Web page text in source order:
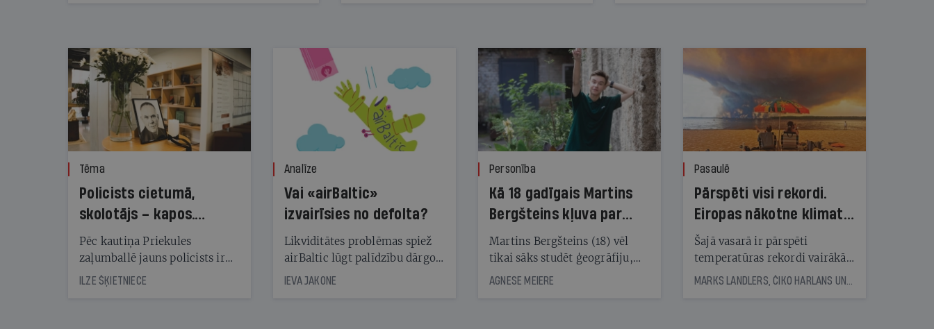
Tēma
Policists cietumā,
skolotājs – kapos.
Reibuma cena Priekulē
Pēc kautiņa Priekules
zaļumballē jauns policists ir
nonācis cietumā, bet
cienījams pedagogs — kapos.
ILZE ŠĶIETNIECE
Analīze
Vai «airBaltic»
izvairīsies no defolta?
Likviditātes problēmas spiež
airBaltic lūgt palīdzību dārgo
obligāciju turētājiem, taču
IEVA JAKONE
Personība
Kā 18 gadīgais Martins
Bergšteins kļuva par
laika ziņu seju?
Martins Bergšteins (18) vēl
tikai sāks studēt ģeogrāfiju,
bet viņa sacītajam jau uzticas
AGNESE MEIERE
Pasaulē
Pārspēti visi rekordi.
Eiropas nākotne klimata
pārmaiņu ugunīs
Šajā vasarā ir pārspēti
temperatūras rekordi vairākās
Eiropas valstīs. Plosās milzīgi